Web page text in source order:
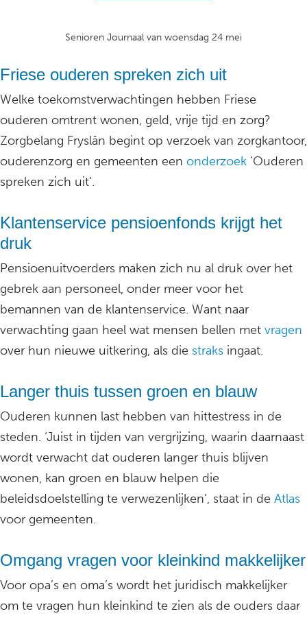
Senioren Journaal van woensdag 24 mei
Friese ouderen spreken zich uit
Welke toekomstverwachtingen hebben Friese
ouderen omtrent wonen, geld, vrije tijd en zorg?
Zorgbelang Fryslân begint op verzoek van zorgkantoor,
ouderenzorg en gemeenten een onderzoek ‘Ouderen
spreken zich uit’.
Klantenservice pensioenfonds krijgt het
druk
Pensioenuitvoerders maken zich nu al druk over het
gebrek aan personeel, onder meer voor het
bemannen van de klantenservice. Want naar
verwachting gaan heel wat mensen bellen met vragen
over hun nieuwe uitkering, als die straks ingaat.
Langer thuis tussen groen en blauw
Ouderen kunnen last hebben van hittestress in de
steden. ‘Juist in tijden van vergrijzing, waarin daarnaast
wordt verwacht dat ouderen langer thuis blijven
wonen, kan groen en blauw helpen die
beleidsdoelstelling te verwezenlijken’, staat in de Atlas
voor gemeenten.
Omgang vragen voor kleinkind makkelijker
Voor opa’s en oma’s wordt het juridisch makkelijker
om te vragen hun kleinkind te zien als de ouders daar